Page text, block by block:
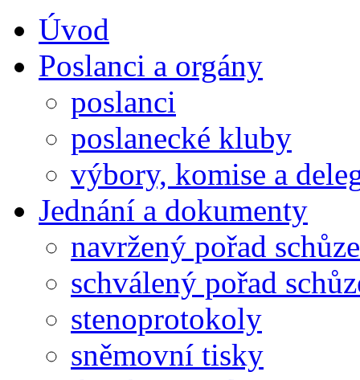
Úvod
Poslanci a orgány
poslanci
poslanecké kluby
výbory, komise a
Jednání a dokumenty
navržený pořad schůze
schválený pořad
stenoprotokoly
sněmovní tisky